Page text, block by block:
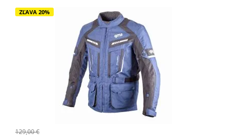
ZĽAVA 20%
129,00 €